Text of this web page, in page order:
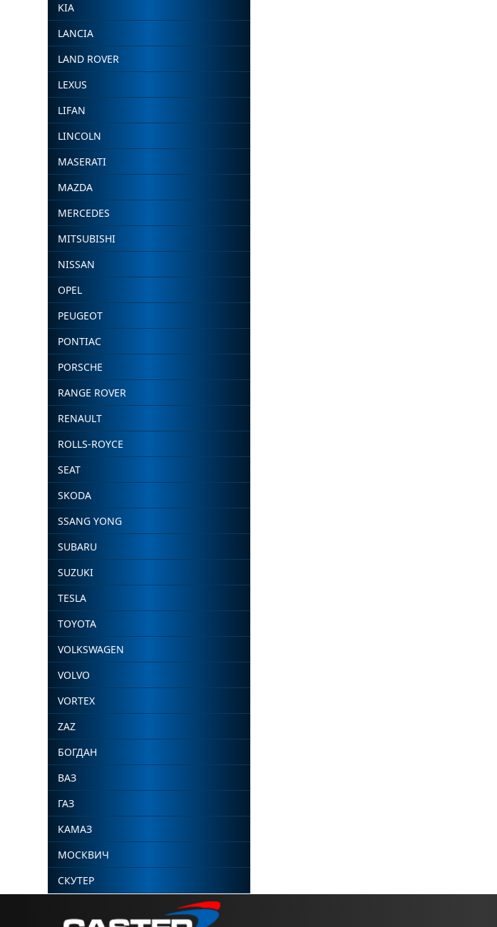
KIA
LANCIA
LAND ROVER
LEXUS
LIFAN
LINCOLN
MASERATI
MAZDA
MERCEDES
MITSUBISHI
NISSAN
OPEL
PEUGEOT
PONTIAC
PORSCHE
RANGE ROVER
RENAULT
ROLLS-ROYCE
SEAT
SKODA
SSANG YONG
SUBARU
SUZUKI
TESLA
TOYOTA
VOLKSWAGEN
VOLVO
VORTEX
ZAZ
БОГДАН
ВАЗ
ГАЗ
КАМАЗ
МОСКВИЧ
СКУТЕР